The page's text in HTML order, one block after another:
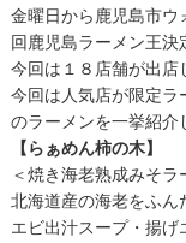
金曜日から鹿児島市ウ
回鹿児島ラーメン王決
今回は１８店舗が出店
今回は人気店が限定
のラーメンを一挙紹介
【らぁめん柿の木】
＜焼き海老熟成みそラ
北海道産の海老をふ
エビ出汁スープ・揚げ